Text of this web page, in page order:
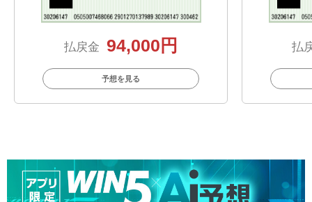
払戻金 94,000円
予想を見る
払